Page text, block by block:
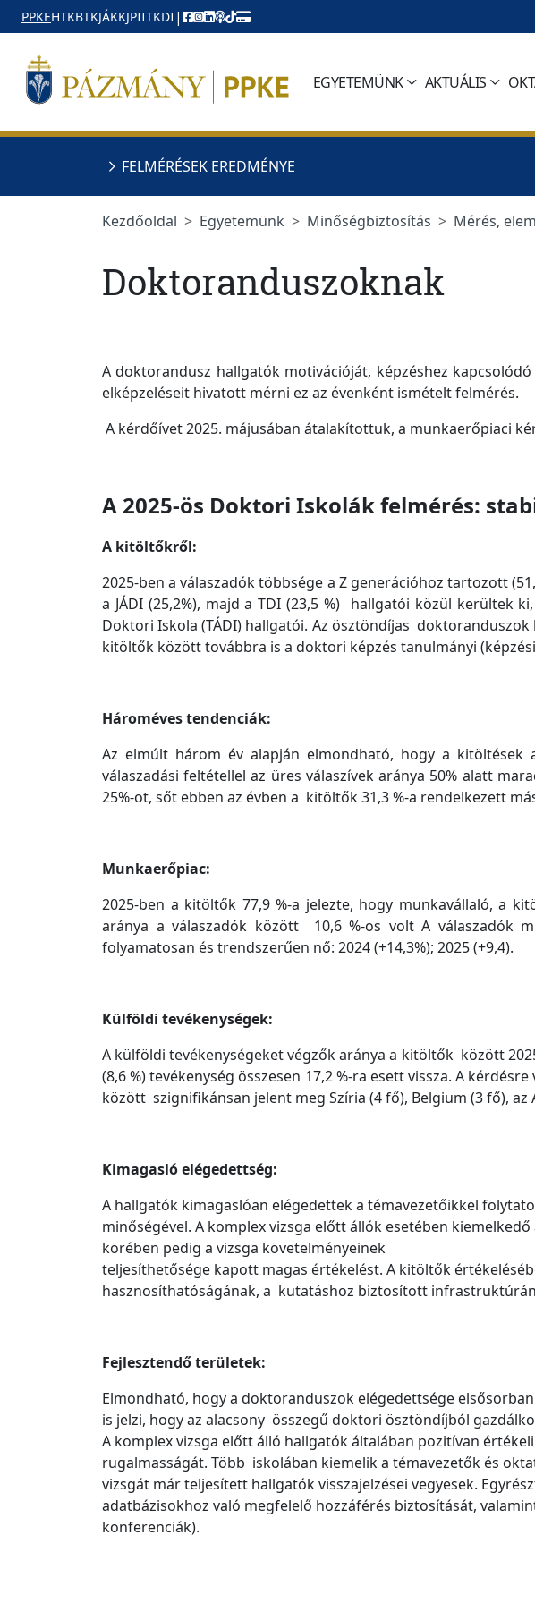
Ugrás a menüre
Ugrás a tartalomra
PPKEHTKBTKJÁKKJPIITKDI|
EGYETEMÜNK AKTUÁLIS
FELMÉRÉSEK EREDMÉNYE
Kezdőoldal Egyetemünk Minőségbiztosítás Mérés,
Doktoranduszoknak
A doktorandusz hallgatók motivációját, képzéshez
elképzeléseit hivatott mérni ez az évenként ismételt felmérés.
A kérdőívet 2025. májusában átalakítottuk, a munkaerőpiaci
A 2025-ös Doktori Iskolák felmérés:
A kitöltőkről:
2025-ben a válaszadók többsége a Z generációhoz tartozott
a JÁDI (25,2%), majd a TDI (23,5 %) hallgatói közül kerültek
Doktori Iskola (TÁDI) hallgatói. Az ösztöndíjas
kitöltők között továbbra is a doktori képzés tanulmányi
Hároméves tendenciák:
Az elmúlt három év alapján elmondható, hogy a
válaszadási feltétellel az üres válaszívek aránya 50% alatt
25%-ot, sőt ebben az évben a kitöltők 31,3 %-a rendelkezett
Munkaerőpiac:
2025-ben a kitöltők 77,9 %-a jelezte, hogy munkavállaló, a
aránya a válaszadók között 10,6 %-os volt A válaszadók
folyamatosan és trendszerűen nő: 2024 (+14,3%); 2025 (+9,4).
Külföldi tevékenységek:
A külföldi tevékenységeket végzők aránya a kitöltők között
(8,6 %) tevékenység összesen 17,2 %-ra esett vissza. A
között szignifikánsan jelent meg Szíria (4 fő), Belgium (3 fő), az
Kimagasló elégedettség:
A hallgatók kimagaslóan elégedettek a témavezetőikkel
minőségével. A komplex vizsga előtt állók esetében
körében pedig a vizsga követelményeinek
teljesíthetősége kapott magas értékelést. A kitöltők
hasznosíthatóságának, a kutatáshoz biztosított
Fejlesztendő területek:
Elmondható, hogy a doktoranduszok elégedettsége
is jelzi, hogy az alacsony összegű doktori ösztöndíjból
A komplex vizsga előtt álló hallgatók általában pozitívan
rugalmasságát. Több iskolában kiemelik a témavezetők és
vizsgát már teljesített hallgatók visszajelzései vegyesek.
adatbázisokhoz való megfelelő hozzáférés biztosítását,
konferenciák).